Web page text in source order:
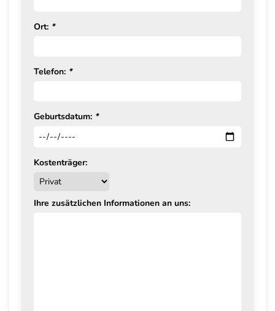
Ort: *
Telefon: *
Geburtsdatum: *
Kostenträger:
Ihre zusätzlichen Informationen an uns: